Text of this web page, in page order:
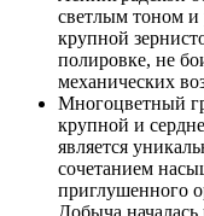
светлым тоном и
крупной
полировке, не
механических
Многоцветный
крупной и
является
сочетанием
приглушенного
Добыча